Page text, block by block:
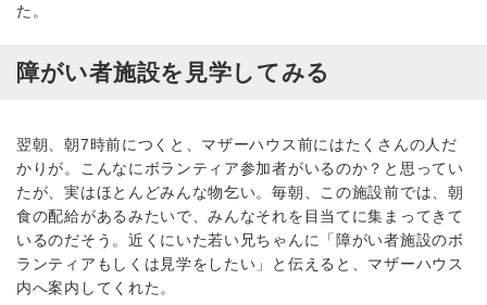
た。
障がい者施設を見学してみる
翌朝、朝7時前につくと、マザーハウス前にはたくさんの人だ
かりが。こんなにボランティア参加者がいるのか？と思ってい
たが、実はほとんどみんな物乞い。毎朝、この施設前では、朝
食の配給があるみたいで、みんなそれを目当てに集まってきて
いるのだそう。近くにいた若い兄ちゃんに「障がい者施設のボ
ランティアもしくは見学をしたい」と伝えると、マザーハウス
内へ案内してくれた。